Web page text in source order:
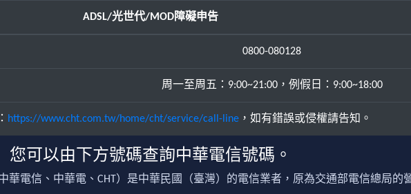
ADSL/光世代/MOD障礙申告
0800-080128
周一至周五：9:00~21:00，例假日：9:00~18:00
https://www.cht.com.tw/home/cht/service/call-line，如有錯誤或侵權請告知。
您可以由下方號碼查詢中華電信號碼。
華電信、中華電、CHT）是中華民國（臺灣）的電信業者，原為交通部電信總局的